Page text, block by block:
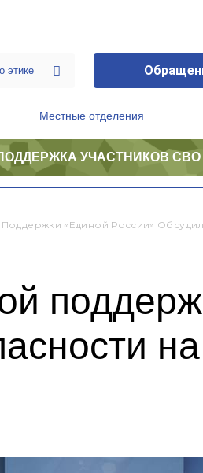
Местные отделения
УЧАСТНИКОВ СВО
«Единой России»